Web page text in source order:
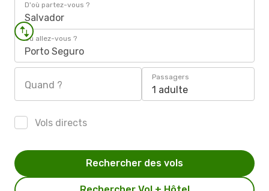
D'où partez-vous ?
Salvador
Où allez-vous ?
Porto Seguro
Quand ?
Passagers
1 adulte
Vols directs
Rechercher des vols